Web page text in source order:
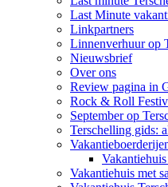
Last Minute
Linkpartners
Linnenverhuur op
Nieuwsbrief
Over ons
Review pagina in
Rock & Roll
September op
Terschelling gids:
Vakantiehuis met